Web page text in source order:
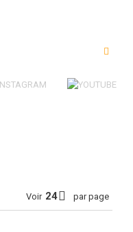
Voir par page